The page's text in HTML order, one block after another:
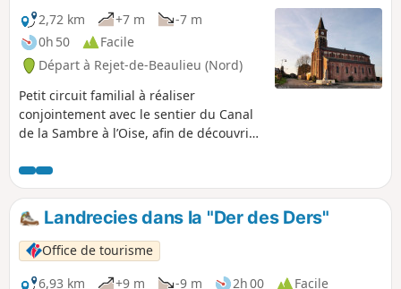
2,72 km
+7 m
-7 m
0h 50
Facile
Départ à Rejet-de-Beaulieu (Nord)
Petit circuit familial à réaliser
conjointement avec le sentier du Canal
de la Sambre à l’Oise, afin de découvrir
entre Sambre et bocage.
Landrecies dans la "Der des Ders"
Office de tourisme
6,93 km
+9 m -9 m 2h 00
Facile